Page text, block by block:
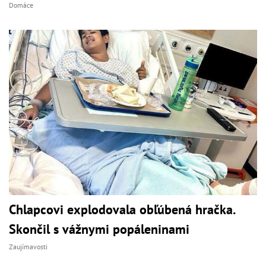
Domáce
Chlapcovi explodovala obľúbená hračka.
Skončil s vážnymi popáleninami
Zaujímavosti